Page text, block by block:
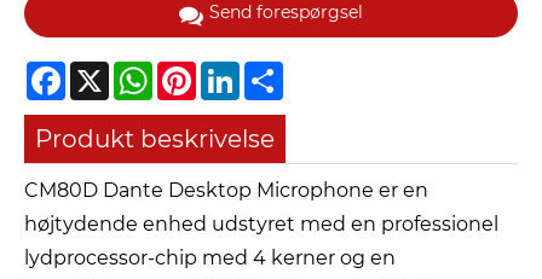
Send forespørgsel
Facebook
X WhatsAppPinterestLinkedIn
Produkt beskrivelse
CM80D Dante Desktop Microphone er en
højtydende enhed udstyret med en professionel
lydprocessor-chip med 4 kerner og en